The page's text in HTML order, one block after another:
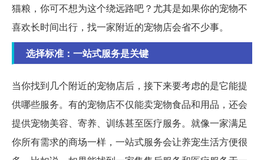
猫粮，你可不想为这个绕远路吧？尤其是如果你的宠物不
喜欢长时间出行，找一家附近的宠物店会省不少事。
选择标准：一站式服务是关键
当你找到几个附近的宠物店后，接下来要考虑的是它能提
供哪些服务。有的宠物店不仅能卖宠物食品和用品，还会
提供宠物美容、寄养、训练甚至医疗服务。就像一家满足
你所有需求的商场一样，一站式服务会让养宠生活方便很